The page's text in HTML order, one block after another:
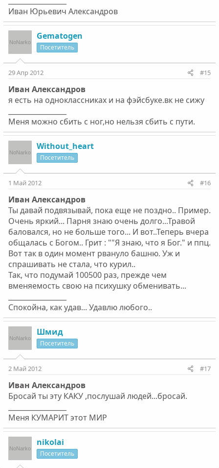
Ивaн Юрьeвич Алeксaндров
Gematogen
Посетитель
29 Апр 2012 #15
Ивaн Алeксaндров
я есть на одноклассниках и на фэйсбуке.вк не сижу
Меня можно сбить с ног,но нельзя сбить с пути.
Without_heart
Посетитель
1 Май 2012 #16
Ивaн Алeксaндров
Ты давай подвязывай, пока еще не поздно.. Пример.
Очень яркий... Парня знаю очень долго...Травой
баловался, но не больше того... И вот..Теперь вчера
общалась с Богом.. Грит : ""Я знаю, что я Бог." и ппц.
Вот так в один момент рвануло башню. Уж и
спрашивать не стала, что курил..
Так, что подумай 100500 раз, прежде чем
вменяемость свою на психушку обменивать...
Спокойна, как удав... Удавлю любого..
Шмид
Посетитель
2 Май 2012 #17
Ивaн Алeксaндров
Бросай ты эту КАКУ ,послушай людей...бросай.
Меня КУМАРИТ этот МИР
nikolai
Посетитель